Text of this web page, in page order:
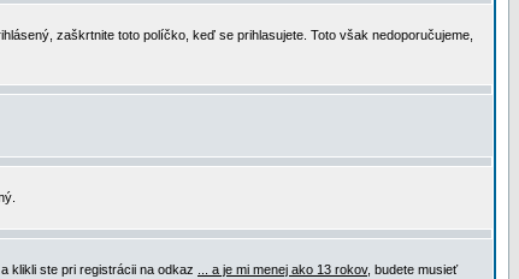
zaškrtnite toto políčko, keď se prihlasujete. Toto však nedoporučujeme,
klikli ste pri registrácii na odkaz
... a je mi menej ako 13 rokov, budete musieť